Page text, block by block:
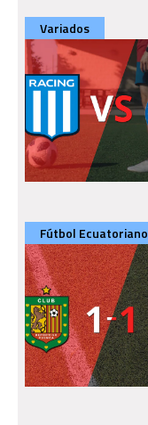
Variados
Fútbol Ecuatoriano